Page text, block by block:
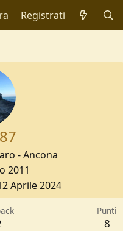
Registrati
- Ancona
2011
Aprile 2024
Punti
8